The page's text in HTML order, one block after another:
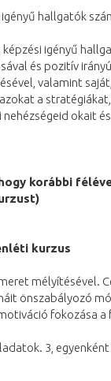
igényű hallgatók
igényű
és pozitív
valamint
a
okait
korábbi
kurzus
mélyítésével.
önszabályozó
fokozása
3,